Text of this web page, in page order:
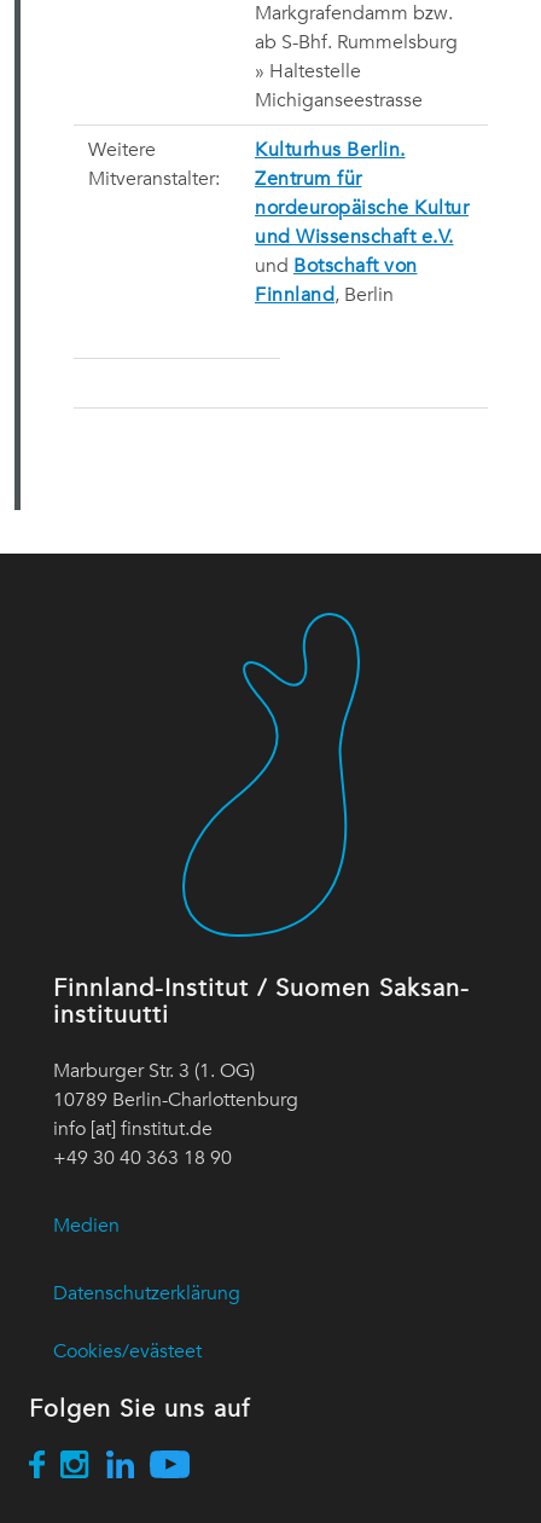
Markgrafendamm bzw.
ab S-Bhf. Rummelsburg
» Haltestelle
Michiganseestrasse
Weitere
Mitveranstalter:
Kulturhus Berlin.
Zentrum für
nordeuropäische Kultur
und Wissenschaft e.V.
und Botschaft von
Finnland, Berlin
Finnland-Institut / Suomen Saksan-
instituutti
Marburger Str. 3 (1. OG)
10789 Berlin-Charlottenburg
info [at] finstitut.de
+49 30 40 363 18 90
Medien
Datenschutzerklärung
Cookies/evästeet
Folgen Sie uns auf